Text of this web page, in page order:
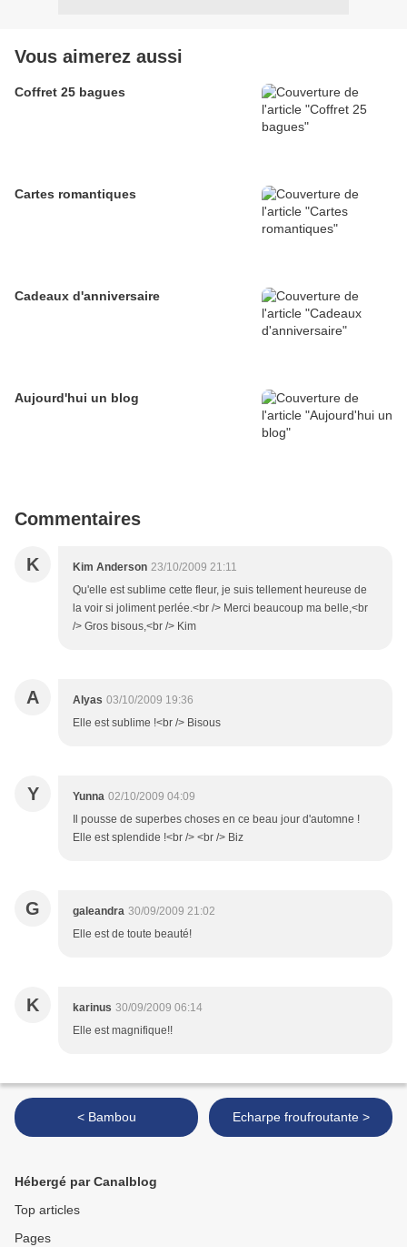
Vous aimerez aussi
Coffret 25 bagues
Cartes romantiques
Cadeaux d'anniversaire
Aujourd'hui un blog
Commentaires
K Kim Anderson 23/10/2009 21:11
Qu'elle est sublime cette fleur, je suis tellement heureuse de
la voir si joliment perlée.<br /> Merci beaucoup ma belle,<br
/> Gros bisous,<br /> Kim
A Alyas 03/10/2009 19:36
Elle est sublime !<br /> Bisous
Y Yunna 02/10/2009 04:09
Il pousse de superbes choses en ce beau jour d'automne !
Elle est splendide !<br /> <br /> Biz
G galeandra 30/09/2009 21:02
Elle est de toute beauté!
K karinus 30/09/2009 06:14
Elle est magnifique!!
< Bambou Echarpe froufroutante >
Hébergé par Canalblog
Top articles
Pages